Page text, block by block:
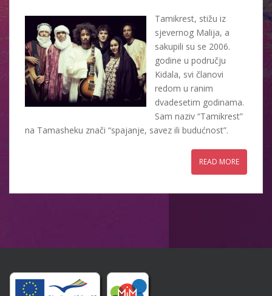
Tamikrest, stižu iz
sjevernog Malija, a
sakupili su se 2006.
godine u području
Kidala, svi članovi
redom u ranim
dvadesetim godinama.
Sam naziv “Tamikrest”
na Tamasheku znači “spajanje, savez ili budućnost”.
READ MORE